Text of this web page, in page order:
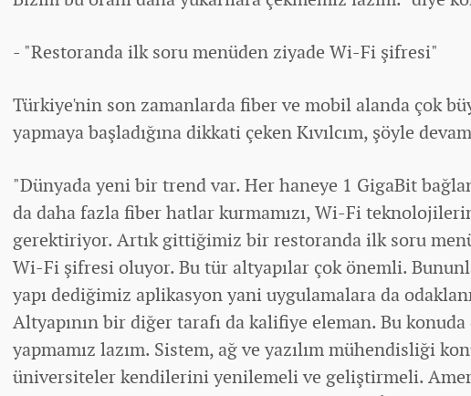
- "Restoranda ilk soru menüden ziyade Wi-Fi şifresi"
Türkiye'nin son zamanlarda fiber ve mobil alanda çok
yapmaya başladığına dikkati çeken Kıvılcım, şöyle
"Dünyada yeni bir trend var. Her haneye 1 GigaBit
da daha fazla fiber hatlar kurmamızı, Wi-Fi
gerektiriyor. Artık gittiğimiz bir restoranda ilk soru
Wi-Fi şifresi oluyor. Bu tür altyapılar çok önemli.
yapı dediğimiz aplikasyon yani uygulamalara da
Altyapının bir diğer tarafı da kalifiye eleman. Bu konuda
yapmamız lazım. Sistem, ağ ve yazılım mühendisliği
üniversiteler kendilerini yenilemeli ve geliştirmeli.